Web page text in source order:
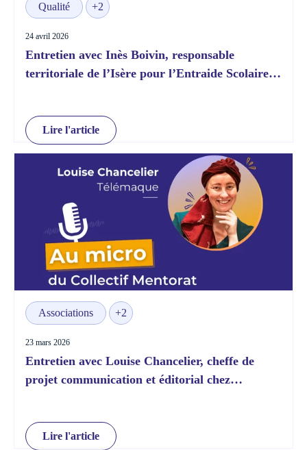
Qualité +2
24 avril 2026
Entretien avec Inès Boivin, responsable
territoriale de l’Isère pour l’Entraide Scolaire
Lire l'article
Associations +2
23 mars 2026
Entretien avec Louise Chancelier, cheffe de
projet communication et éditorial chez
Lire l'article